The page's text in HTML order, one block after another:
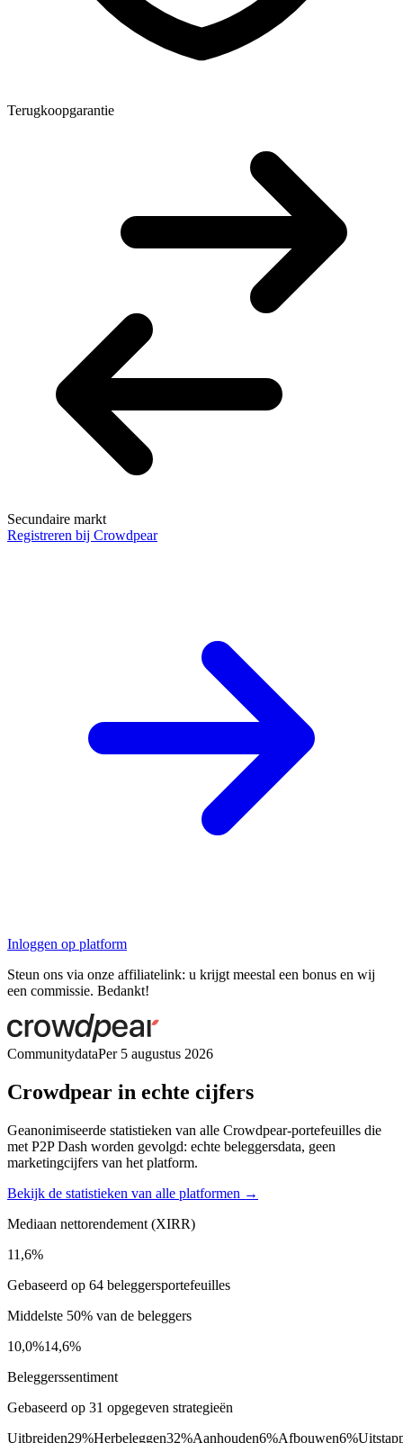
Terugkoopgarantie
Secundaire markt
Registreren bij Crowdpear
Inloggen op platform
Steun ons via onze affiliatelink: u krijgt meestal een bonus en wij
een commissie. Bedankt!
CommunitydataPer 5 augustus 2026
Crowdpear in echte cijfers
Geanonimiseerde statistieken van alle Crowdpear-portefeuilles die
met P2P Dash worden gevolgd: echte beleggersdata, geen
marketingcijfers van het platform.
Bekijk de statistieken van alle platformen →
Mediaan nettorendement (XIRR)
11,6%
Gebaseerd op 64 beleggersportefeuilles
Middelste 50% van de beleggers
10,0%14,6%
Beleggerssentiment
Gebaseerd op 31 opgegeven strategieën
Uitbreiden29%Herbeleggen32%Aanhouden6%Afbouwen6%